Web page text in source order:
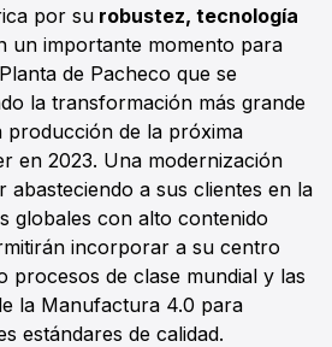
por su robustez, tecnología
un importante momento para
de Pacheco que se
la transformación más grande
producción de la próxima
en 2023. Una modernización
abasteciendo a sus clientes en la
globales con alto contenido
incorporar a su centro
procesos de clase mundial y las
la Manufactura 4.0 para
estándares de calidad.